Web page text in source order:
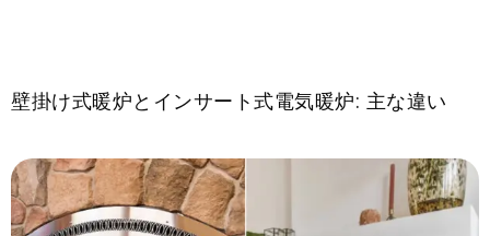
壁掛け式暖炉とインサート式電気暖炉: 主な違い